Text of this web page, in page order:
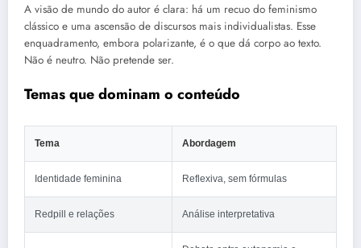
A visão de mundo do autor é clara: há um recuo do feminismo
clássico e uma ascensão de discursos mais individualistas. Esse
enquadramento, embora polarizante, é o que dá corpo ao texto.
Não é neutro. Não pretende ser.
Temas que dominam o conteúdo
Tema Abordagem
Identidade feminina Reflexiva, sem fórmulas
Redpill e relações Análise interpretativa